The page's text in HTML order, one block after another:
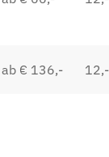
ab € 136,-